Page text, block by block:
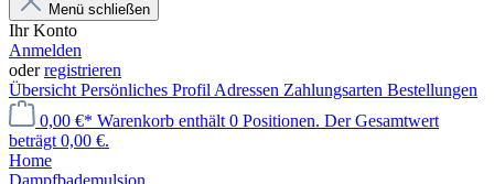
Menü schließen
Ihr Konto
Anmelden
oderregistrieren
Übersicht Persönliches Profil Adressen Zahlungsarten Bestellungen
0,00 €* Warenkorb enthält 0 Positionen. Der Gesamtwert
beträgt 0,00 €.
Home
Dampfbademulsion